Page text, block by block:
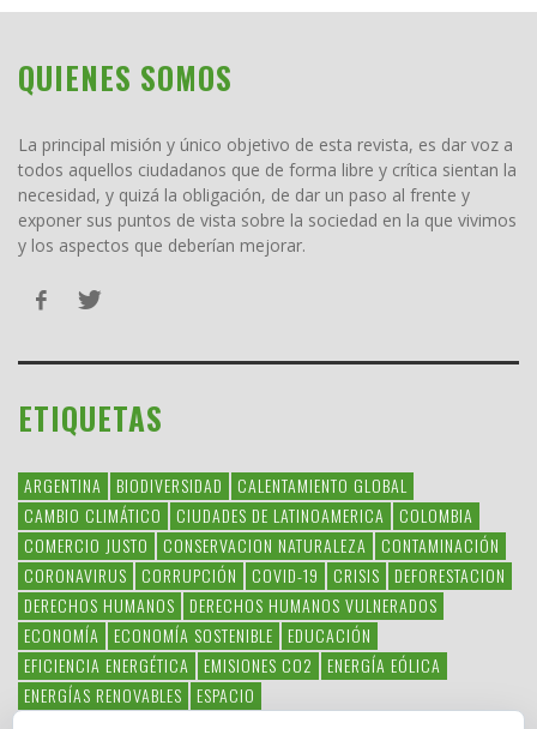
QUIENES SOMOS
La principal misión y único objetivo de esta revista, es dar voz a
todos aquellos ciudadanos que de forma libre y crítica sientan la
necesidad, y quizá la obligación, de dar un paso al frente y
exponer sus puntos de vista sobre la sociedad en la que vivimos
y los aspectos que deberían mejorar.
ETIQUETAS
ARGENTINA BIODIVERSIDAD
CALENTAMIENTO GLOBAL
CAMBIO CLIMÁTICO
CIUDADES DE LATINOAMERICA
COLOMBIA
COMERCIO JUSTO
CONSERVACION NATURALEZA
CONTAMINACIÓN
CORONAVIRUS
CORRUPCIÓN COVID-19 CRISIS
DEFORESTACION
DERECHOS HUMANOS
DERECHOS HUMANOS VULNERADOS
ECONOMÍA
ECONOMÍA SOSTENIBLE
EDUCACIÓN
EFICIENCIA ENERGÉTICA
EMISIONES CO2
ENERGÍA EÓLICA
ENERGÍAS RENOVABLES
ESPACIO